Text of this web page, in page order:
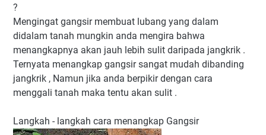
?
Mengingat gangsir membuat lubang yang dalam
didalam tanah mungkin anda mengira bahwa
menangkapnya akan jauh lebih sulit daripada jangkrik .
Ternyata menangkap gangsir sangat mudah dibanding
jangkrik , Namun jika anda berpikir dengan cara
menggali tanah maka tentu akan sulit .
Langkah - langkah cara menangkap Gangsir